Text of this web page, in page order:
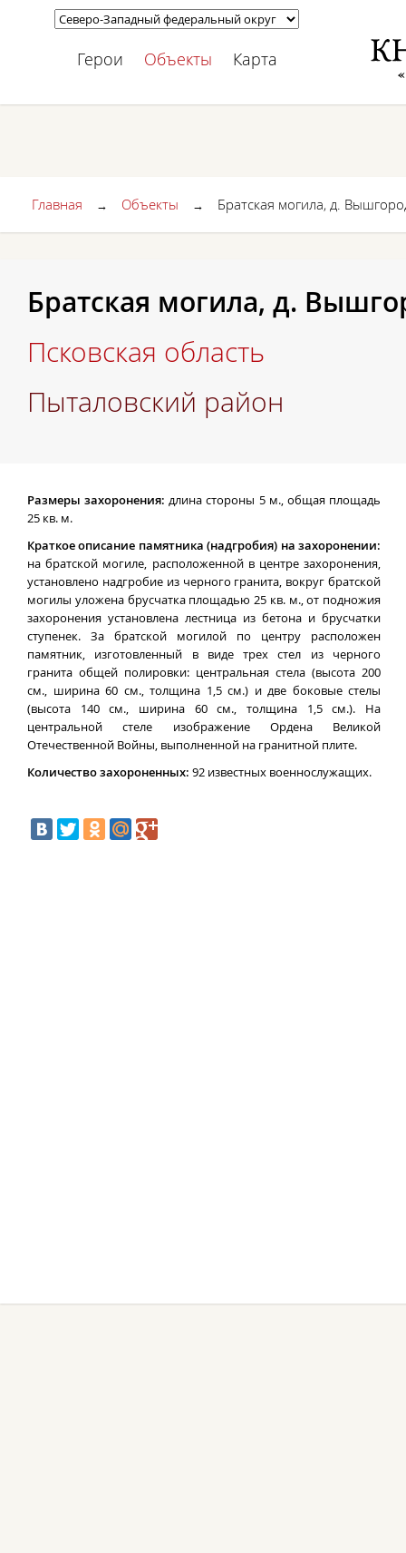
Герои Объекты Карта
Главная → Объекты → Братская могила, д.
Братская могила, д.
Псковская область
Пыталовский район
Размеры захоронения: длина стороны 5 м., общая площадь
25 кв. м.
Краткое описание памятника (надгробия) на захоронении:
на братской могиле, расположенной в центре захоронения,
установлено надгробие из черного гранита, вокруг братской
могилы уложена брусчатка площадью 25 кв. м., от подножия
захоронения установлена лестница из бетона и брусчатки
ступенек. За братской могилой по центру расположен
памятник, изготовленный в виде трех стел из черного
гранита общей полировки: центральная стела (высота 200
см., ширина 60 см., толщина 1,5 см.) и две боковые стелы
(высота 140 см., ширина 60 см., толщина 1,5 см.). На
центральной стеле изображение Ордена Великой
Отечественной Войны, выполненной на гранитной плите.
Количество захороненных: 92 известных военнослужащих.